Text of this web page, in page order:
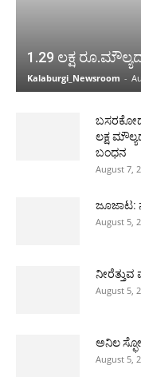
1.29 ಲಕ್ಷ
Kalaburgi_Newsroom -
ಬಸರಕೋಡ
ಲಕ್ಷ
ಬಂಧನ
August 7,
ಜೂಜಾಟ:
August 5,
August 5,
ಅನಿಲ
August 5,